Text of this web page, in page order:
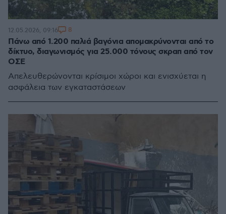
Πάνω από 1.200 παλιά βαγόνια απομακρύνονται από το
δίκτυο, διαγωνισμός για 25.000 τόνους σκραπ από τον
ΟΣΕ
Απελευθερώνονται κρίσιμοι χώροι και ενισχύεται η
ασφάλεια των εγκαταστάσεων
12.05.2026, 09:16 8